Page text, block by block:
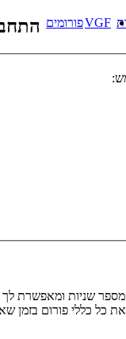
VGFפורומים
שניות ומאפשרת
כל כללי פורום בזמן